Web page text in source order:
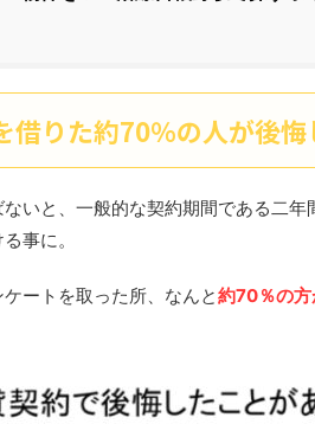
借りた約70％の人が後悔
いと、一般的な契約期間である二年
事に。
ートを取った所、なんと約70％の